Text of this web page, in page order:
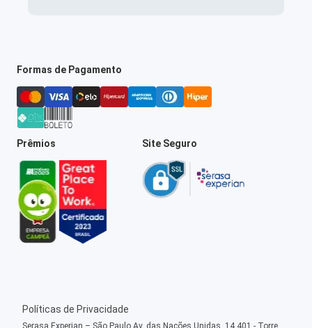
Formas de Pagamento
Prêmios Site Seguro
Políticas de Privacidade
Serasa Experian – São Paulo Av. das Nações Unidas, 14.401 - Torre